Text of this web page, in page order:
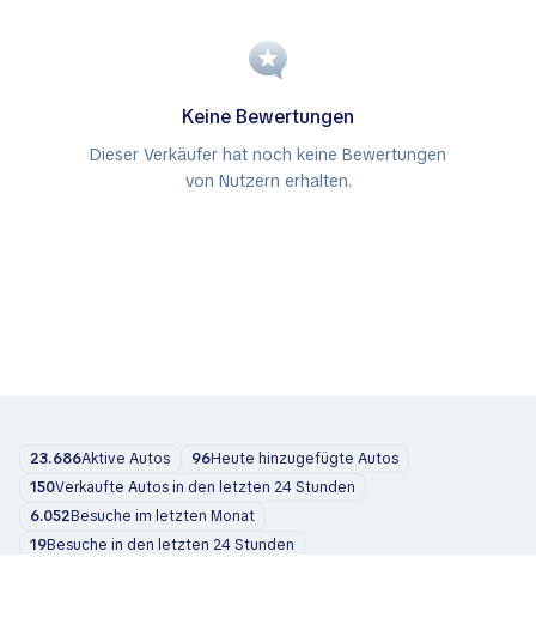
Keine Bewertungen
Dieser Verkäufer hat noch keine Bewertungen
von Nutzern erhalten.
23.686Aktive Autos 96Heute hinzugefügte Autos
150Verkaufte Autos in den letzten 24 Stunden
6.052Besuche im letzten Monat
19Besuche in den letzten 24 Stunden